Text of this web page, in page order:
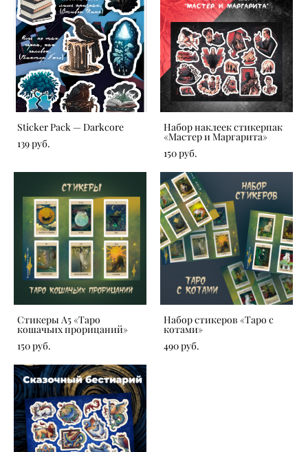
Sticker Pack — Darkcore
139 pуб.
Набор наклеек стикерпак
«Мастер и Маргарита»
150 pуб.
Стикеры А5 «Таро
кошачьих прорицаний»
150 pуб.
Набор стикеров «Таро с
котами»
490 pуб.